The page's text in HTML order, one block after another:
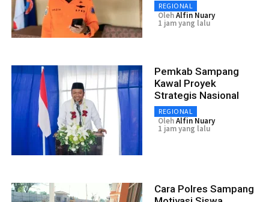
REGIONAL
OlehAlfin Nuary
1 jam yang lalu
Pemkab Sampang
Kawal Proyek
Strategis Nasional
REGIONAL
OlehAlfin Nuary
1 jam yang lalu
Cara Polres Sampang